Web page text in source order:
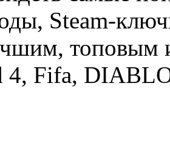
Steam-
топовым
4, Fifa,